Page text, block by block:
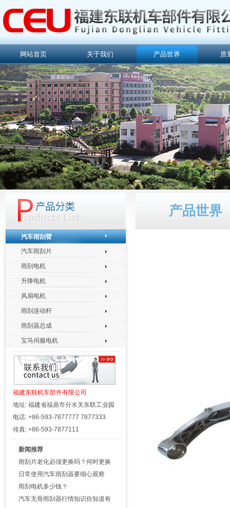
网站首页 关于我们 产品世界 质
汽车雨刮臂
汽车雨刮片
雨刮电机
升降电机
风扇电机
雨刮连动杆
雨刮器总成
宝马伺服电机
福建东联机车部件有限公司
地址: 福建省福鼎市分水关东联工业园
电话: +86-593-7877777 7877333
传真: +86-593-7877111
新闻推荐
雨刮片老化必须更换吗？何时更换
日常使用汽车雨刮器要细心观察
雨刮电机多少钱？
汽车无骨雨刮器行情知识你知道有
产品世界